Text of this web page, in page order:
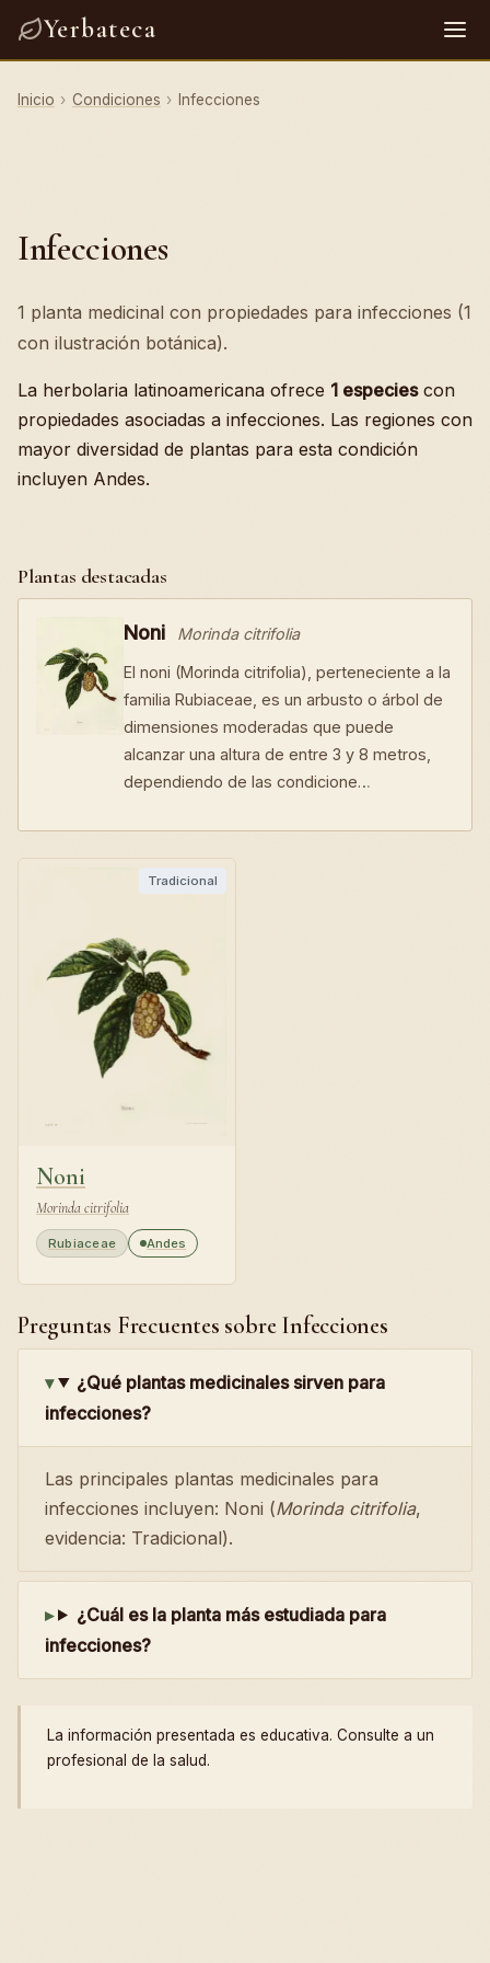
Yerbateca
Inicio › Condiciones › Infecciones
Infecciones
1 planta medicinal con propiedades para infecciones (1
con ilustración botánica).
La herbolaria latinoamericana ofrece 1 especiescon
propiedades asociadas a infecciones. Las regiones con
mayor diversidad de plantas para esta condición
incluyen Andes.
Plantas destacadas
Noni Morinda citrifolia
El noni (Morinda citrifolia), perteneciente a la
familia Rubiaceae, es un arbusto o árbol de
dimensiones moderadas que puede
alcanzar una altura de entre 3 y 8 metros,
dependiendo de las condicione…
Tradicional
Noni
Morinda citrifolia
Rubiaceae Andes
Preguntas Frecuentes sobre Infecciones
¿Qué plantas medicinales sirven para
infecciones?
Las principales plantas medicinales para
infecciones incluyen: Noni (Morinda citrifolia,
evidencia: Tradicional).
¿Cuál es la planta más estudiada para
infecciones?
La información presentada es educativa. Consulte a un
profesional de la salud.